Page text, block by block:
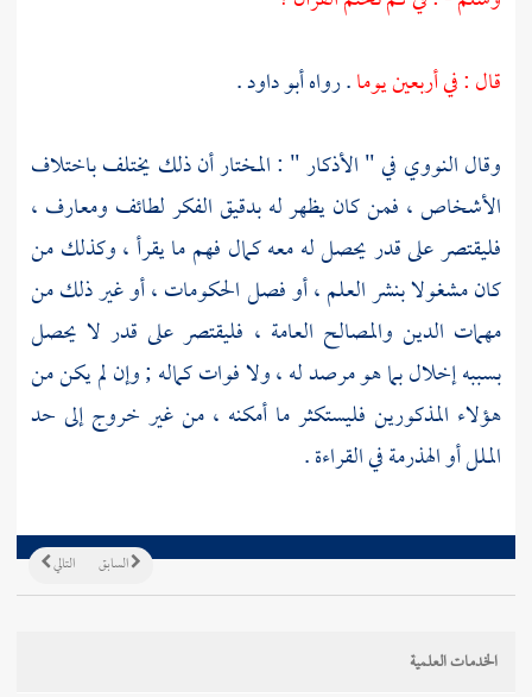
قال : في أربعين يوما. رواهأبو داود.
وقالالنووي في " الأذكار " : المختار أن ذلك يختلف باختلاف
الأشخاص ، فمن كان يظهر له بدقيق الفكر لطائف ومعارف ،
فليقتصر على قدر يحصل له معه كمال فهم ما يقرأ ، وكذلك من
كان مشغولا بنشر العلم ، أو فصل الحكومات ، أو غير ذلك من
مهمات الدين والمصالح العامة ، فليقتصر على قدر لا يحصل
بسببه إخلال بما هو مرصد له ، ولا فوات كماله ; وإن لم يكن من
هؤلاء المذكورين فليستكثر ما أمكنه ، من غير خروج إلى حد
الملل أو الهذرمة في القراءة .
التالي السابق
الخدمات العلمية